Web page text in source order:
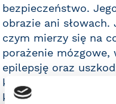
bezpieczeństwo.
obrazie ani
czym mierzy się na
porażenie mózgowe,
epilepsję oraz
które spowodowało
komunikuje się